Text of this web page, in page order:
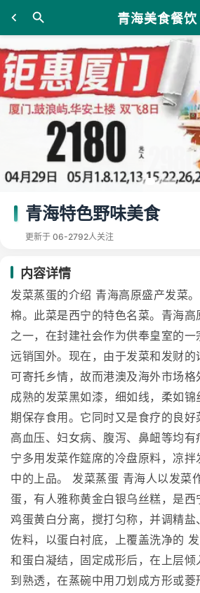
青海美食餐饮
青海特色野味美食
更新于 06-2792人关注
内容详情
发菜蒸蛋的介绍 青海高原盛产发菜
棉。此菜是西宁的特色名菜。青海
之一，在封建社会作为供奉皇室的
远销国外。现在，由于发菜和发财的
可寄托乡情，故而港澳及海外市场格
成熟的发菜黑如漆，细如线，柔如
期保存食用。它同时又是食疗的良
高血压、妇女病、腹泻、鼻衄等均
宁多用发菜作筵席的冷盘原料，凉
中的上品。 发菜蒸蛋 青海人以发菜
蛋，有人雅称黄金白银乌丝糕，是西
鸡蛋黄白分离，搅打匀称，并调精
佐料，以蛋白衬底，上覆盖洗净的
和蛋白凝结，固定成形后，在上层
到熟透，在蒸碗中用刀划成方形或菱